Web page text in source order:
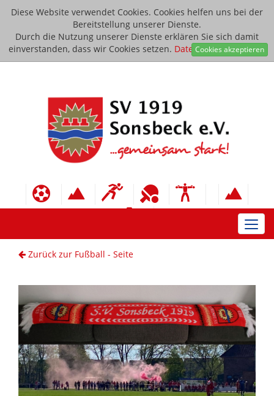
Diese Website verwendet Cookies. Cookies helfen uns bei der
Bereitstellung unserer Dienste.
Durch die Nutzung unserer Dienste erklären Sie sich damit
einverstanden, dass wir Cookies setzen. Datenschutzerklärung
Cookies akzeptieren
Zurück zur Fußball - Seite